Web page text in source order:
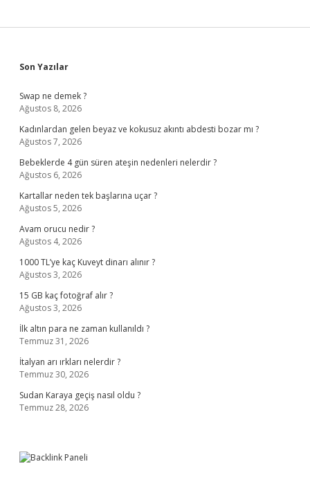
Sidebar
Son Yazılar
Swap ne demek ?
Ağustos 8, 2026
Kadınlardan gelen beyaz ve kokusuz akıntı abdesti bozar mı ?
Ağustos 7, 2026
Bebeklerde 4 gün süren ateşin nedenleri nelerdir ?
Ağustos 6, 2026
Kartallar neden tek başlarına uçar ?
Ağustos 5, 2026
Avam orucu nedir ?
Ağustos 4, 2026
1000 TL’ye kaç Kuveyt dinarı alınır ?
Ağustos 3, 2026
15 GB kaç fotoğraf alır ?
Ağustos 3, 2026
İlk altın para ne zaman kullanıldı ?
Temmuz 31, 2026
İtalyan arı ırkları nelerdir ?
Temmuz 30, 2026
Sudan Karaya geçiş nasıl oldu ?
Temmuz 28, 2026